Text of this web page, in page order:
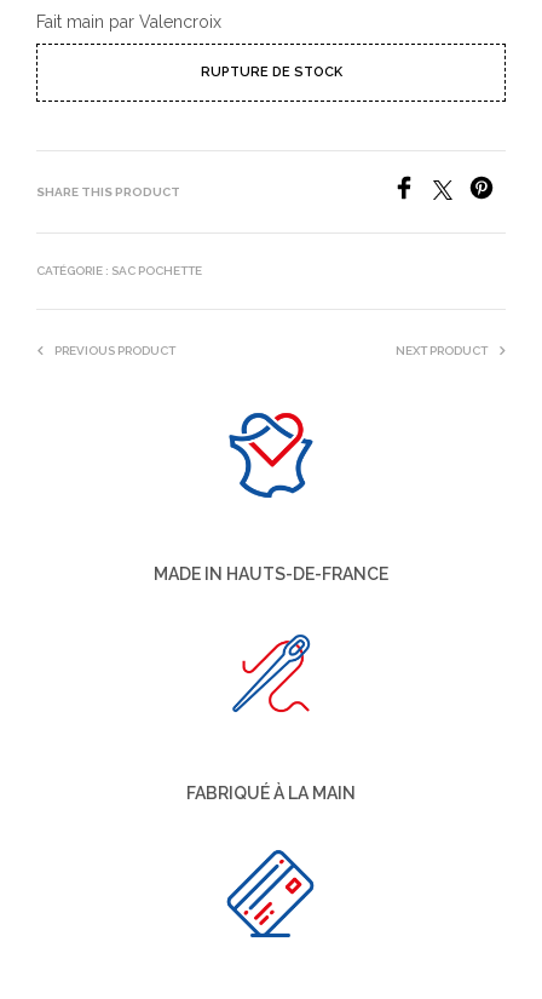
Fait main par Valencroix
RUPTURE DE STOCK
SHARE THIS PRODUCT
CATÉGORIE : SAC POCHETTE
PREVIOUS PRODUCT NEXT PRODUCT
MADE IN HAUTS-DE-FRANCE
FABRIQUÉ À LA MAIN